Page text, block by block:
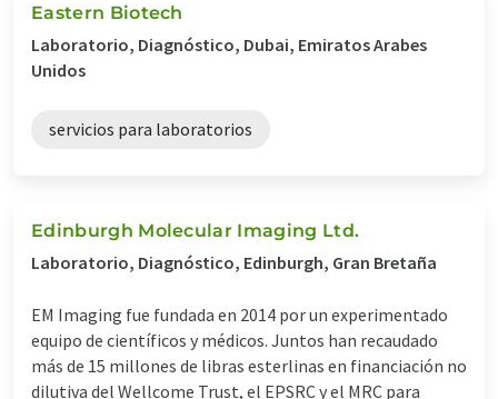
Eastern Biotech
Laboratorio, Diagnóstico, Dubai, Emiratos Arabes
Unidos
servicios para laboratorios
Edinburgh Molecular Imaging Ltd.
Laboratorio, Diagnóstico, Edinburgh, Gran Bretaña
EM Imaging fue fundada en 2014 por un experimentado
equipo de científicos y médicos. Juntos han recaudado
más de 15 millones de libras esterlinas en financiación no
dilutiva del Wellcome Trust, el EPSRC y el MRC para